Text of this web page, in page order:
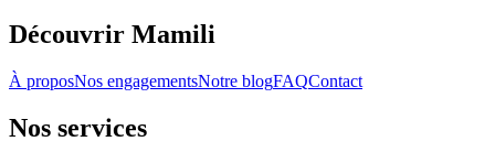
Découvrir Mamili
À proposNos engagementsNotre blogFAQContact
Nos services